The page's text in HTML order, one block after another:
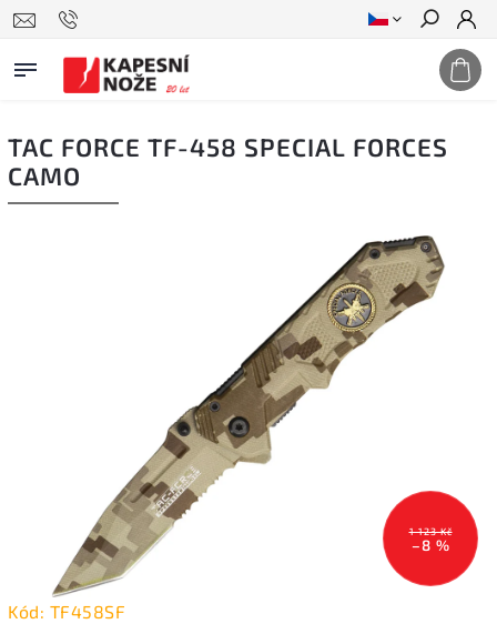
Hledat
TAC FORCE TF-458 SPECIAL FORCES
CAMO
1 123 Kč
–8 %
Kód: TF458SF